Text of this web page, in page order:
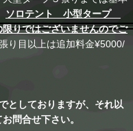
ソロテント 小型タープ
りではございませんのでご
張り目以上は追加料金¥5000/
としておりますが、それ以
問合せ下さい。